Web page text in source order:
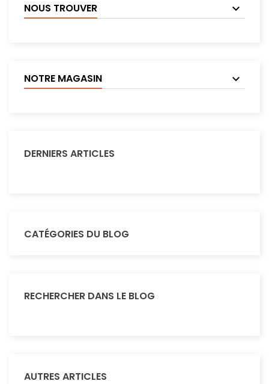
NOUS TROUVER
NOTRE MAGASIN
DERNIERS ARTICLES
CATÉGORIES DU BLOG
RECHERCHER DANS LE BLOG
AUTRES ARTICLES